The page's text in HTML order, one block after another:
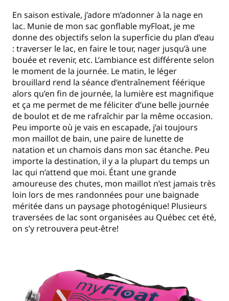
En saison estivale, j’adore m’adonner à la nage en
lac. Munie de mon sac gonflable myFloat, je me
donne des objectifs selon la superficie du plan d’eau
: traverser le lac, en faire le tour, nager jusqu’à une
bouée et revenir, etc. L’ambiance est différente selon
le moment de la journée. Le matin, le léger
brouillard rend la séance d’entraînement féérique
alors qu’en fin de journée, la lumière est magnifique
et ça me permet de me féliciter d’une belle journée
de boulot et de me rafraîchir par la même occasion.
Peu importe où je vais en escapade, j’ai toujours
mon maillot de bain, une paire de lunette de
natation et un chamois dans mon sac étanche. Peu
importe la destination, il y a la plupart du temps un
lac qui n’attend que moi. Étant une grande
amoureuse des chutes, mon maillot n’est jamais très
loin lors de mes randonnées pour une baignade
méritée dans un paysage photogénique! Plusieurs
traversées de lac sont organisées au Québec cet été,
on s’y retrouvera peut-être!